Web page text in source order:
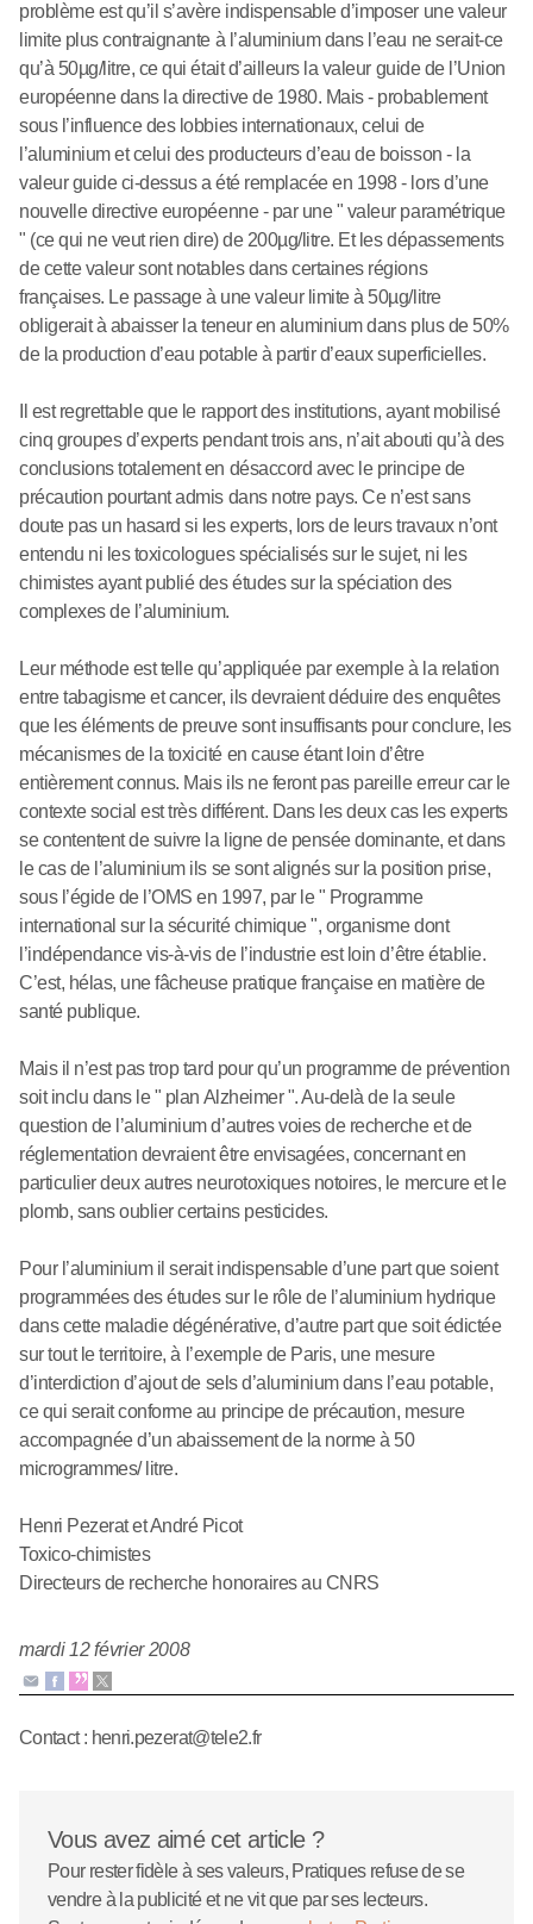
problème est qu’il s’avère indispensable d’imposer une valeur
limite plus contraignante à l’aluminium dans l’eau ne serait-ce
qu’à 50µg/litre, ce qui était d’ailleurs la valeur guide de l’Union
européenne dans la directive de 1980. Mais - probablement
sous l’influence des lobbies internationaux, celui de
l’aluminium et celui des producteurs d’eau de boisson - la
valeur guide ci-dessus a été remplacée en 1998 - lors d’une
nouvelle directive européenne - par une " valeur paramétrique
" (ce qui ne veut rien dire) de 200µg/litre. Et les dépassements
de cette valeur sont notables dans certaines régions
françaises. Le passage à une valeur limite à 50µg/litre
obligerait à abaisser la teneur en aluminium dans plus de 50%
de la production d’eau potable à partir d’eaux superficielles.
Il est regrettable que le rapport des institutions, ayant mobilisé
cinq groupes d’experts pendant trois ans, n’ait abouti qu’à des
conclusions totalement en désaccord avec le principe de
précaution pourtant admis dans notre pays. Ce n’est sans
doute pas un hasard si les experts, lors de leurs travaux n’ont
entendu ni les toxicologues spécialisés sur le sujet, ni les
chimistes ayant publié des études sur la spéciation des
complexes de l’aluminium.
Leur méthode est telle qu’appliquée par exemple à la relation
entre tabagisme et cancer, ils devraient déduire des enquêtes
que les éléments de preuve sont insuffisants pour conclure, les
mécanismes de la toxicité en cause étant loin d’être
entièrement connus. Mais ils ne feront pas pareille erreur car le
contexte social est très différent. Dans les deux cas les experts
se contentent de suivre la ligne de pensée dominante, et dans
le cas de l’aluminium ils se sont alignés sur la position prise,
sous l’égide de l’OMS en 1997, par le " Programme
international sur la sécurité chimique ", organisme dont
l’indépendance vis-à-vis de l’industrie est loin d’être établie.
C’est, hélas, une fâcheuse pratique française en matière de
santé publique.
Mais il n’est pas trop tard pour qu’un programme de prévention
soit inclu dans le " plan Alzheimer ". Au-delà de la seule
question de l’aluminium d’autres voies de recherche et de
réglementation devraient être envisagées, concernant en
particulier deux autres neurotoxiques notoires, le mercure et le
plomb, sans oublier certains pesticides.
Pour l’aluminium il serait indispensable d’une part que soient
programmées des études sur le rôle de l’aluminium hydrique
dans cette maladie dégénérative, d’autre part que soit édictée
sur tout le territoire, à l’exemple de Paris, une mesure
d’interdiction d’ajout de sels d’aluminium dans l’eau potable,
ce qui serait conforme au principe de précaution, mesure
accompagnée d’un abaissement de la norme à 50
microgrammes/ litre.
Henri Pezerat et André Picot
Toxico-chimistes
Directeurs de recherche honoraires au CNRS
mardi 12 février 2008
Contact : henri.pezerat@tele2.fr
Vous avez aimé cet article ?
Pour rester fidèle à ses valeurs, Pratiques refuse de se
vendre à la publicité et ne vit que par ses lecteurs.